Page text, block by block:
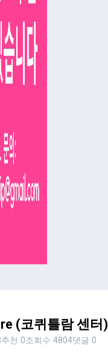
(코퀴틀람 센터)
추천 0조회수 4804댓글 0